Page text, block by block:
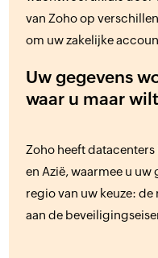
van Zoho op
om uw zakelijke
Uw gegevens
waar u maar wilt
Zoho heeft
en Azië, waarmee u
regio van uw keuze:
aan de